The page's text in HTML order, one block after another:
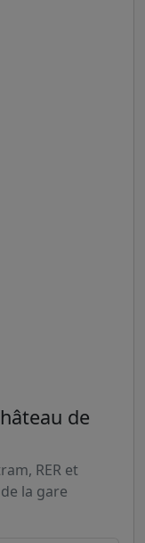
de
RER et
la gare